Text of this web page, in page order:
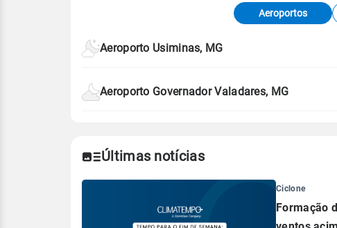
de Tempo e Estudos Climáticos (CPTEC).
Aeroportos
Aeroporto Usiminas, MG
Aeroporto Governador Valadares, MG
Últimas notícias
Ciclone
Formação